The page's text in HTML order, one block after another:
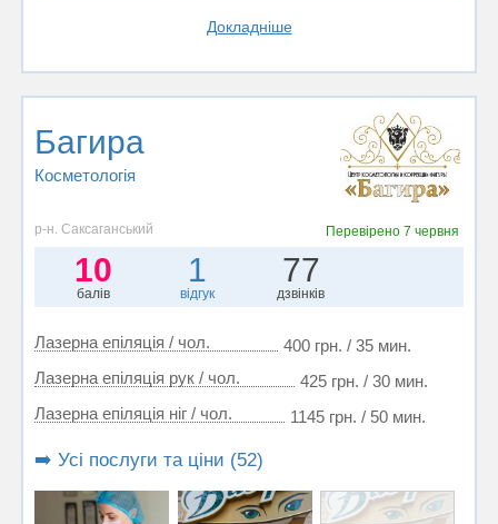
Докладніше
Багира
Косметологія
р-н. Саксаганський Перевірено 7 червня
10
балів
1
відгук
77
дзвінків
Лазерна епіляція / чол.
400 грн. / 35 мин.
Лазерна епіляція рук / чол.
425 грн. / 30 мин.
Лазерна епіляція ніг / чол.
1145 грн. / 50 мин.
➡️ Усі послуги та ціни (52)